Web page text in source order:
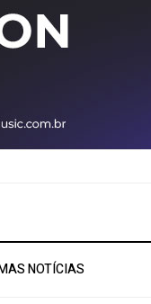
NOTÍCIAS